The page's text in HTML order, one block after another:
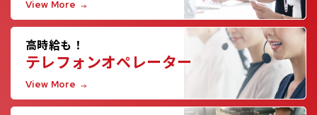
View More
高時給も！
テレフォンオペレーター
View More